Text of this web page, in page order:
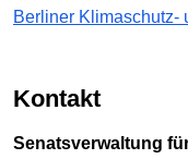
Berliner Klimaschutz-
Kontakt
Senatsverwaltung